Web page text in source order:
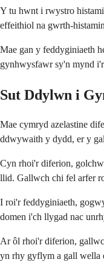
Y tu hwnt i rwystro
effeithiol na gwrth-
Mae gan y feddyginiaeth
gynhwysfawr sy'n mynd
Sut Ddylwn i
Mae cymryd azelastine
ddwywaith y dydd, er y
Cyn rhoi'r diferion,
llid. Gallwch chi fel arfer
I roi'r feddyginiaeth,
domen i'ch llygad nac
Ar ôl rhoi'r diferion,
yn rhy gyflym a gall wella